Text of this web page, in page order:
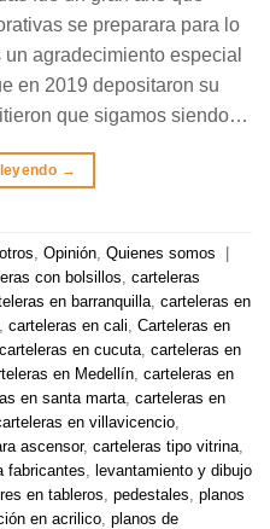
se preparara para lo
agradecimiento especial
en 2019 depositaron su
que sigamos siendo…
→
Opinión Quienes somos
|
con bolsillos
carteleras
en barranquilla carteleras en
carteleras en cali Carteleras en
carteleras en cucuta carteleras en
en Medellín carteleras en
en santa marta carteleras en
en villavicencio
ascensor, carteleras tipo vitrina
fabricantes levantamiento y dibujo
en tableros pedestales planos
en acrilico planos de